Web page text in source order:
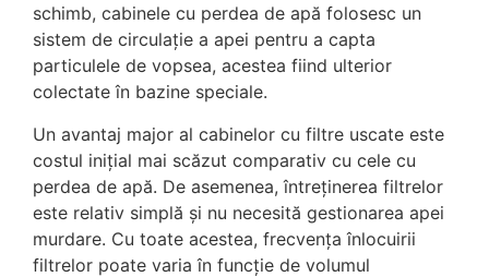
schimb, cabinele cu perdea de apă folosesc un
sistem de circulație a apei pentru a capta
particulele de vopsea, acestea fiind ulterior
colectate în bazine speciale.
Un avantaj major al cabinelor cu filtre uscate este
costul inițial mai scăzut comparativ cu cele cu
perdea de apă. De asemenea, întreținerea filtrelor
este relativ simplă și nu necesită gestionarea apei
murdare. Cu toate acestea, frecvența înlocuirii
filtrelor poate varia în funcție de volumul